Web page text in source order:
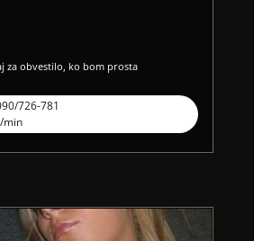
za obvestilo, ko bom prosta
726-781
min